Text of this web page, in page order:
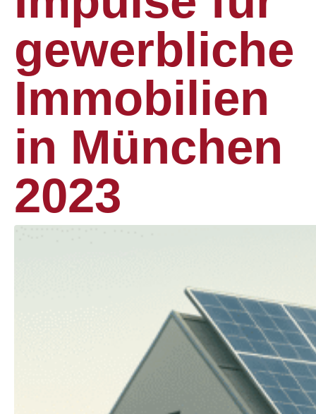
gewerbliche
Immobilien
in München
2023